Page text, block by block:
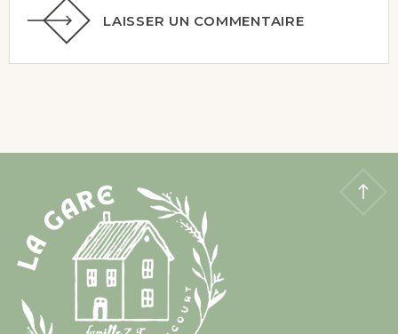
LAISSER UN COMMENTAIRE